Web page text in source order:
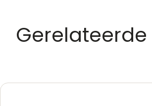
Gerelateerde